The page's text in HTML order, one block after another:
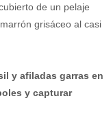
de un pelaje
grisáceo al casi
y afiladas garras en
y capturar